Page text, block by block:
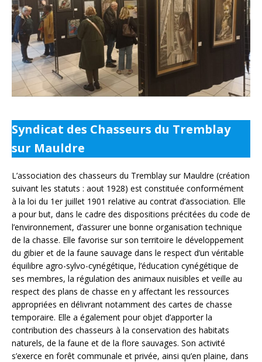
Syndicat des Chasseurs du Tremblay
sur Mauldre
L’association des chasseurs du Tremblay sur Mauldre (création
suivant les statuts : aout 1928) est constituée conformément
à la loi du 1er juillet 1901 relative au contrat d’association. Elle
a pour but, dans le cadre des dispositions précitées du code de
l’environnement, d’assurer une bonne organisation technique
de la chasse. Elle favorise sur son territoire le développement
du gibier et de la faune sauvage dans le respect d’un véritable
équilibre agro-sylvo-cynégétique, l’éducation cynégétique de
ses membres, la régulation des animaux nuisibles et veille au
respect des plans de chasse en y affectant les ressources
appropriées en délivrant notamment des cartes de chasse
temporaire. Elle a également pour objet d’apporter la
contribution des chasseurs à la conservation des habitats
naturels, de la faune et de la flore sauvages. Son activité
s’exerce en forêt communale et privée, ainsi qu’en plaine, dans